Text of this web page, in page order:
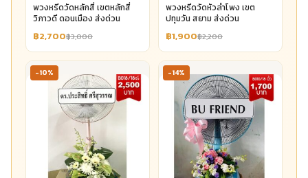
พวงหรีดวัดหลักสี่ เขตหลักสี่
วิภาวดี ดอนเมือง ส่งด่วน
฿2,700฿3,000
พวงหรีดวัดหัวลำโพง เขต
ปทุมวัน สยาม ส่งด่วน
฿1,900฿2,200
-10% -14%